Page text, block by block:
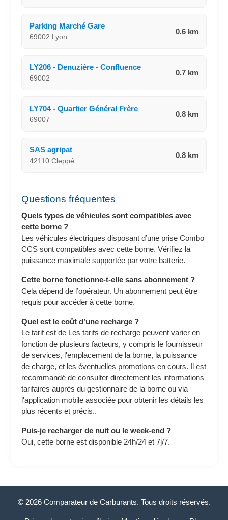
Parking Marché Gare
69002 Lyon
0.6 km
LY206 - Denuzière - Confluence
69002
0.7 km
LY704 - Quartier Général Frère
69007
0.8 km
SAS agripat
42110 Cleppé
0.8 km
Questions fréquentes
Quels types de véhicules sont compatibles avec
cette borne ?
Les véhicules électriques disposant d’une prise Combo
CCS sont compatibles avec cette borne. Vérifiez la
puissance maximale supportée par votre batterie.
Cette borne fonctionne-t-elle sans abonnement ?
Cela dépend de l’opérateur. Un abonnement peut être
requis pour accéder à cette borne.
Quel est le coût d’une recharge ?
Le tarif est de Les tarifs de recharge peuvent varier en
fonction de plusieurs facteurs, y compris le fournisseur
de services, l'emplacement de la borne, la puissance
de charge, et les éventuelles promotions en cours. Il est
recommandé de consulter directement les informations
tarifaires auprès du gestionnaire de la borne ou via
l'application mobile associée pour obtenir les détails les
plus récents et précis..
Puis-je recharger de nuit ou le week-end ?
Oui, cette borne est disponible 24h/24 et 7j/7.
© 2026 Comparateur de Carburants. Tous droits réservés.